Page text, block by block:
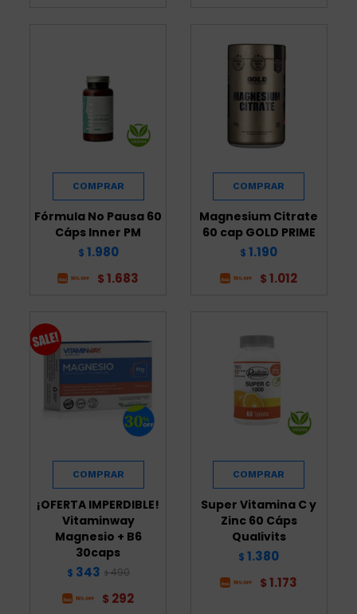
Fórmula No Pausa 60
Cáps Inner PM
$ 1.980
$ 1.683
Magnesium Citrate
60 cap GOLD PRIME
$ 1.190
$ 1.012
¡OFERTA IMPERDIBLE!
Vitaminway
Magnesio + B6
30caps
$ 343 $ 490
$ 292
Super Vitamina C y
Zinc 60 Cáps
Qualivits
$ 1.380
$ 1.173